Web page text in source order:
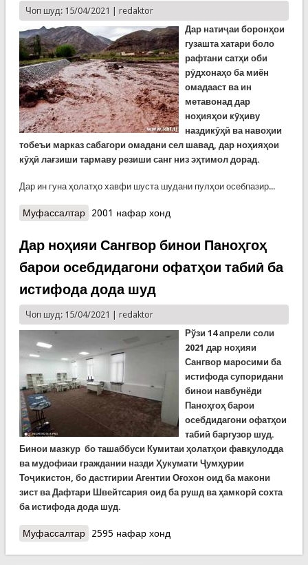
Чоп шуд: 15/04/2021 | redaktor
Дар натиҷаи боронҳои
гузашта хатари боло
рафтани сатҳи оби
рӯдхонаҳо ба миён
омадааст ва ин
метавонад дар
ноҳияҳои кӯҳиву
наздикӯҳӣ ва навоҳии
тобеъи марказ сабагори омадани сел шавад, дар ноҳияҳои
кӯҳӣ лағзиши тармаву резиши санг низ эҳтимол дорад.
Дар ин гуна ҳолатҳо хавфи шуста шудани пулҳои осебпазир...
Муфассалтаро Ҳушдори Кумитаи ҳолатҳои фавқулодда аз
2001 нафар хонд
Дар ноҳияи Сангвор бинои Паноҳгоҳ
барои осебдидагони офатҳои табиӣ ба
истифода дода шуд
Чоп шуд: 15/04/2021 | redaktor
Рўзи 14 апрели соли
2021 дар ноҳияи
Сангвор маросими ба
истифода супоридани
бинои навбунёди
Паноҳгоҳ барои
осебдидагони офатҳои
табиӣ баргузор шуд.
Бинои мазкур бо ташаббуси Кумитаи ҳолатҳои фавқулодда
ва мудофиаи граждании назди Ҳукумати Ҷумҳурии
Тоҷикистон, бо дастгирии Агентии Оғохон оид ба макони
зист ва Дафтари Швейтсария оид ба рушд ва ҳамкорӣ сохта
ба истифода дода шуд.
Муфассалтаро Дар ноҳияи Сангвор бинои Паноҳгоҳ барои
2595 нафар хонд